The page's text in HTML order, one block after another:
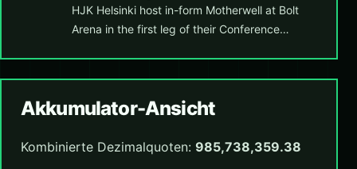
HJK Helsinki host in-form Motherwell at Bolt
Arena in the first leg of their Conference…
Akkumulator-Ansicht
Kombinierte Dezimalquoten: 985,738,359.38